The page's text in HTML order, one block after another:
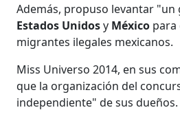
Además, propuso levantar
Estados Unidosy México para
migrantes ilegales mexicanos.
Miss Universo 2014, en sus
que la organización del
independiente" de sus dueños.